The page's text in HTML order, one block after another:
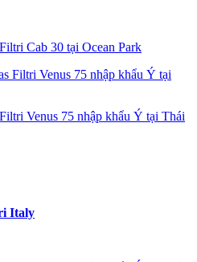
Cab 30 tại Ocean Park
Venus 75 nhập khẩu Ý tại Thái
Italy